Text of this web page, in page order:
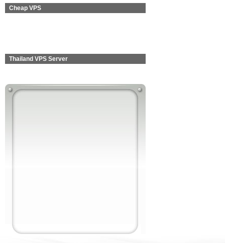
Cheap VPS
Thailand VPS Server